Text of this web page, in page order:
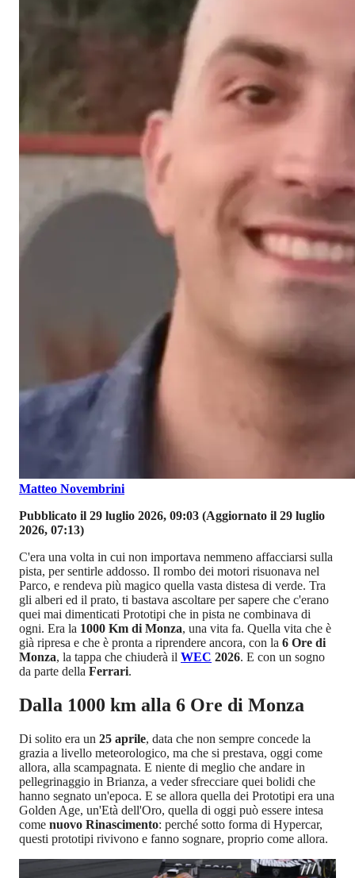
Matteo Novembrini
Pubblicato il 29 luglio 2026, 09:03 (Aggiornato il 29 luglio
2026, 07:13)
C'era una volta in cui non importava nemmeno affacciarsi sulla
pista, per sentirle addosso. Il rombo dei motori risuonava nel
Parco, e rendeva più magico quella vasta distesa di verde. Tra
gli alberi ed il prato, ti bastava ascoltare per sapere che c'erano
quei mai dimenticati Prototipi che in pista ne combinava di
ogni. Era la 1000 Km di Monza, una vita fa. Quella vita che è
già ripresa e che è pronta a riprendere ancora, con la 6 Ore di
Monza, la tappa che chiuderà il WEC 2026. E con un sogno
da parte della Ferrari.
Dalla 1000 km alla 6 Ore di Monza
Di solito era un 25 aprile, data che non sempre concede la
grazia a livello meteorologico, ma che si prestava, oggi come
allora, alla scampagnata. E niente di meglio che andare in
pellegrinaggio in Brianza, a veder sfrecciare quei bolidi che
hanno segnato un'epoca. E se allora quella dei Prototipi era una
Golden Age, un'Età dell'Oro, quella di oggi può essere intesa
come nuovo Rinascimento: perché sotto forma di Hypercar,
questi prototipi rivivono e fanno sognare, proprio come allora.